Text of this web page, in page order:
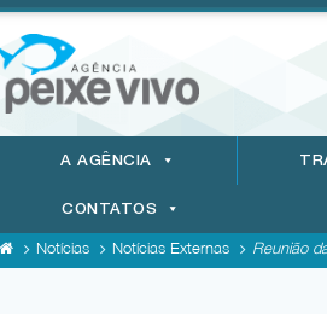
A AGÊNCIA
CONTATOS
Notícias Notícias Externas Reunião